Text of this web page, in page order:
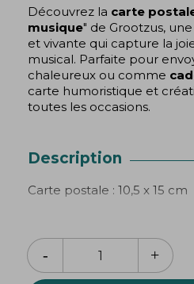
Découvrez la carte
musique" de Grootzus,
et vivante qui capture la
musical. Parfaite pour
chaleureux ou comme
carte humoristique et
toutes les occasions.
Description
Carte postale : 10,5 x 15 cm